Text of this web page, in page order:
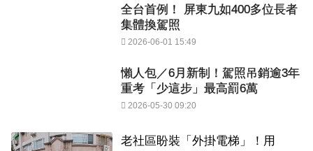
全台首例！ 屏東九如400多位長者
集體換駕照
2026-06-01 15:49
懶人包／6月新制！駕照吊銷逾3年
重考「少這步」最高罰6萬
2026-05-30 09:20
老社區盼裝「外掛電梯」！用